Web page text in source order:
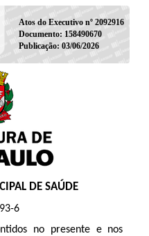
Atos do Executivo nº 2092916
Documento: 158490670
Publicação: 03/06/2026
DE SAÚDE
6
no presente e nos